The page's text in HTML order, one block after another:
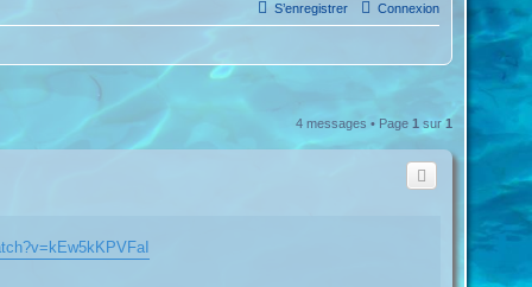
Connexion
S’enregistrer
4 messages • Page 1 sur1